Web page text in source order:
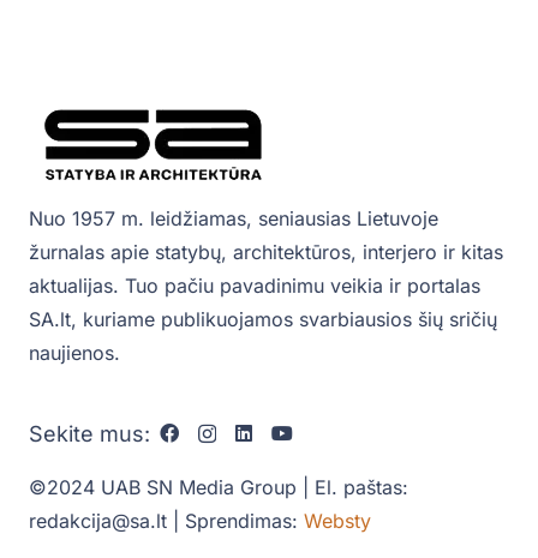
Nuo 1957 m. leidžiamas, seniausias Lietuvoje
žurnalas apie statybų, architektūros, interjero ir kitas
aktualijas. Tuo pačiu pavadinimu veikia ir portalas
SA.lt, kuriame publikuojamos svarbiausios šių sričių
naujienos.
Sekite mus:
©2024 UAB SN Media Group | El. paštas:
redakcija@sa.lt | Sprendimas: Websty